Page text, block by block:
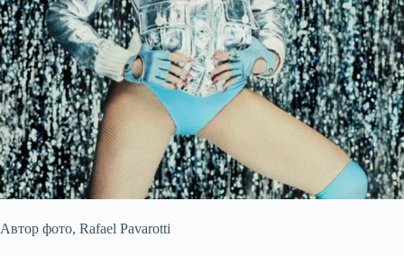
Автор фото, Rafael Pavarotti